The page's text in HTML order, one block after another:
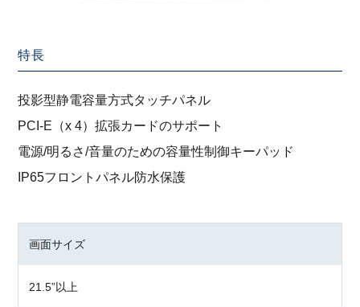
特長
投影型静電容量方式タッチパネル
PCI-E（x 4）拡張カードのサポート
電源/明るさ/音量のための容量性制御キーパッド
IP65フロントパネル防水保護
画面サイズ
21.5”以上